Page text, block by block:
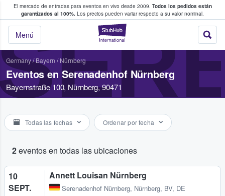
El mercado de entradas para eventos en vivo desde 2009. Todos los pedidos están
garantizados al 100%. Los precios pueden variar respecto a su valor nominal.
StubHub:
Menú
y venta de entradas entre fans
Germany/ Bayern / Nürnberg
Eventos en Serenadenhof Nürnberg
Bayernstraße 100, Nürnberg, 90471
Todas las fechas Ordenar por fecha
2eventos en todas las ubicaciones
10
SEPT.
Annett Louisan Nürnberg
Serenadenhof Nürnberg, Nürnberg, BV, DE